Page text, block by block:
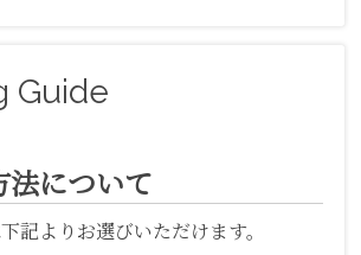
Guide
法について
記よりお選びいただけます。